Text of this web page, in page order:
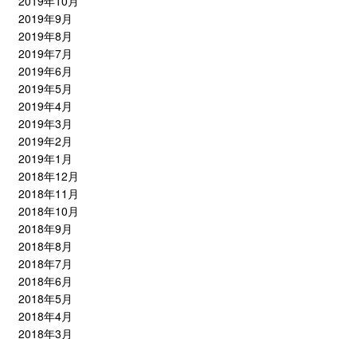
2019年9月
2019年8月
2019年7月
2019年6月
2019年5月
2019年4月
2019年3月
2019年2月
2019年1月
2018年12月
2018年11月
2018年10月
2018年9月
2018年8月
2018年7月
2018年6月
2018年5月
2018年4月
2018年3月